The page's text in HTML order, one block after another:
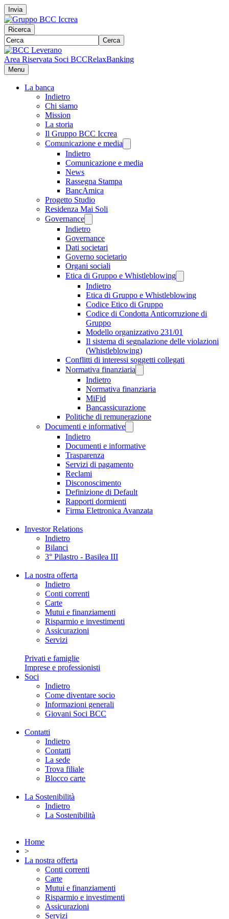
Invia
Ricerca
Cerca
Area Riservata Soci BCCRelaxBanking
Menu
La banca
Indietro
Chi siamo
Mission
La storia
Il Gruppo BCC Iccrea
Comunicazione e media
Indietro
Comunicazione e media
News
Rassegna Stampa
BancAmica
Progetto Studio
Residenza Mai Soli
Governance
Indietro
Governance
Dati societari
Governo societario
Organi sociali
Etica di Gruppo e Whistleblowing
Indietro
Etica di Gruppo e Whistleblowing
Codice Etico di Gruppo
Codice di Condotta Anticorruzione di
Gruppo
Modello organizzativo 231/01
Il sistema di segnalazione delle violazioni
(Whistleblowing)
Conflitti di interessi soggetti collegati
Normativa finanziaria
Indietro
Normativa finanziaria
MiFid
Bancassicurazione
Politiche di remunerazione
Documenti e informative
Indietro
Documenti e informative
Trasparenza
Servizi di pagamento
Reclami
Disconoscimento
Definizione di Default
Rapporti dormienti
Firma Elettronica Avanzata
Investor Relations
Indietro
Bilanci
3° Pilastro - Basilea III
La nostra offerta
Indietro
Conti correnti
Carte
Mutui e finanziamenti
Risparmio e investimenti
Assicurazioni
Servizi
Privati e famiglie
Imprese e professionisti
Soci
Indietro
Come diventare socio
Informazioni generali
Giovani Soci BCC
Contatti
Indietro
Contatti
La sede
Trova filiale
Blocco carte
La Sostenibilità
Indietro
La Sostenibilità
Home
>
La nostra offerta
Conti correnti
Carte
Mutui e finanziamenti
Risparmio e investimenti
Assicurazioni
Servizi